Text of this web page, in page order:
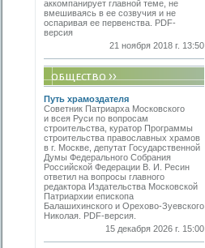
аккомпанирует главной теме, не
вмешиваясь в ее созвучия и не
оспаривая ее первенства. PDF-
версия
21 ноября 2018 г. 13:50
Путь храмоздателя
Советник Патриарха Московского
и всея Руси по вопросам
строительства, куратор Программы
строительства православных храмов
в г. Москве, депутат Государственной
Думы Федерального Собрания
Российской Федерации В. И. Ресин
ответил на вопросы главного
редактора Издательства Московской
Патриархии епископа
Балашихинского и Орехово-Зуевского
Николая. PDF-версия.
15 декабря 2026 г. 15:00